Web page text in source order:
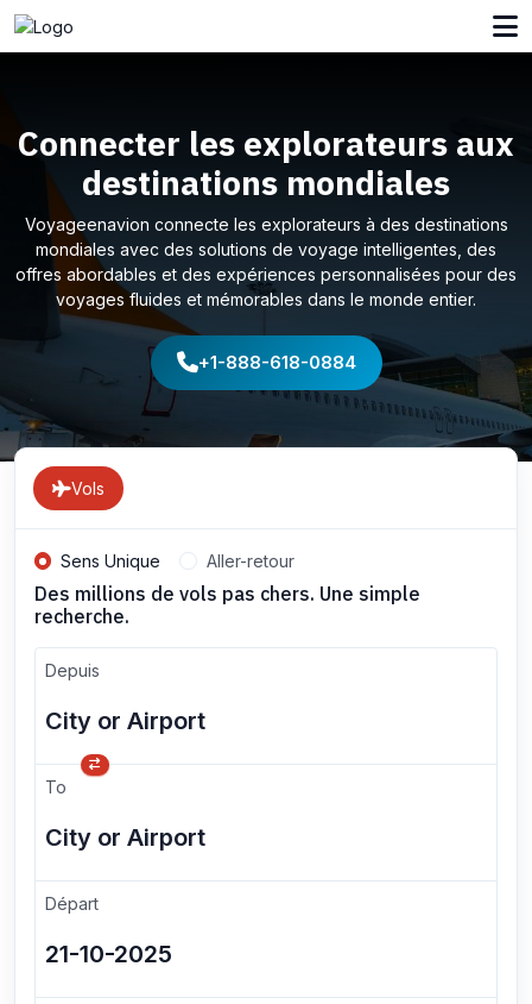
Connecter les explorateurs aux
destinations mondiales
Voyageenavion connecte les explorateurs à des destinations
mondiales avec des solutions de voyage intelligentes, des
offres abordables et des expériences personnalisées pour des
voyages fluides et mémorables dans le monde entier.
+1-888-618-0884
Vols
Sens Unique Aller-retour
Des millions de vols pas chers. Une simple
recherche.
Depuis
To
Départ